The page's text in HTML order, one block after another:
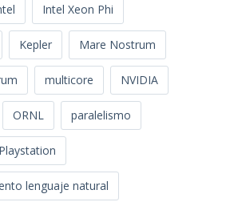
Intel Xeon Phi
Kepler Mare Nostrum
multicore NVIDIA
ORNL paralelismo
Playstation
lenguaje natural